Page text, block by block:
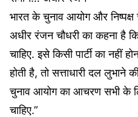
भारत के चुनाव आयोग और
अधीर रंजन चौधरी का कहना है कि
चाहिए. इसे किसी पार्टी का नहीं
होती है, तो सत्ताधारी दल लुभाने
चुनाव आयोग का आचरण सभी के
चाहिए.”